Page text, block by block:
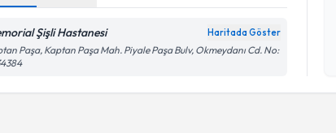
Şişli Hastanesi Haritada Göster
Paşa, Kaptan Paşa Mah. Piyale Paşa Bulv, Okmeydanı Cd. No: